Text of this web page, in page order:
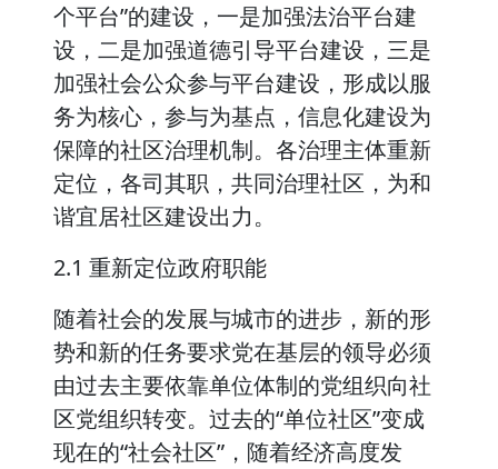
个平台”的建设，一是加强法治平台建
设，二是加强道德引导平台建设，三是
加强社会公众参与平台建设，形成以服
务为核心，参与为基点，信息化建设为
保障的社区治理机制。各治理主体重新
定位，各司其职，共同治理社区，为和
谐宜居社区建设出力。
2.1 重新定位政府职能
随着社会的发展与城市的进步，新的形
势和新的任务要求党在基层的领导必须
由过去主要依靠单位体制的党组织向社
区党组织转变。过去的“单位社区”变成
现在的“社会社区”，随着经济高度发